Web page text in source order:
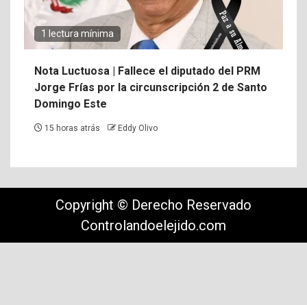
1 lectura mínima
Nota Luctuosa | Fallece el diputado del PRM
Jorge Frías por la circunscripción 2 de Santo
Domingo Este
15 horas atrás Eddy Olivo
Copyright © Derecho Reservado
Controlandoelejido.com